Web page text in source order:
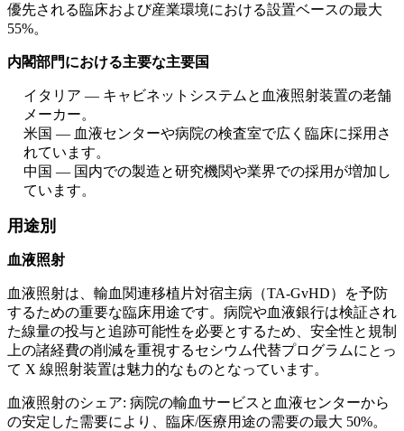
優先される臨床および産業環境における設置ベースの最大
55%。
内閣部門における主要な主要国
イタリア — キャビネットシステムと血液照射装置の老舗
メーカー。
米国 — 血液センターや病院の検査室で広く臨床に採用さ
れています。
中国 — 国内での製造と研究機関や業界での採用が増加し
ています。
用途別
血液照射
血液照射は、輸血関連移植片対宿主病（TA-GvHD）を予防
するための重要な臨床用途です。病院や血液銀行は検証され
た線量の投与と追跡可能性を必要とするため、安全性と規制
上の諸経費の削減を重視するセシウム代替プログラムにとっ
て X 線照射装置は魅力的なものとなっています。
血液照射のシェア: 病院の輸血サービスと血液センターから
の安定した需要により、臨床/医療用途の需要の最大 50%。